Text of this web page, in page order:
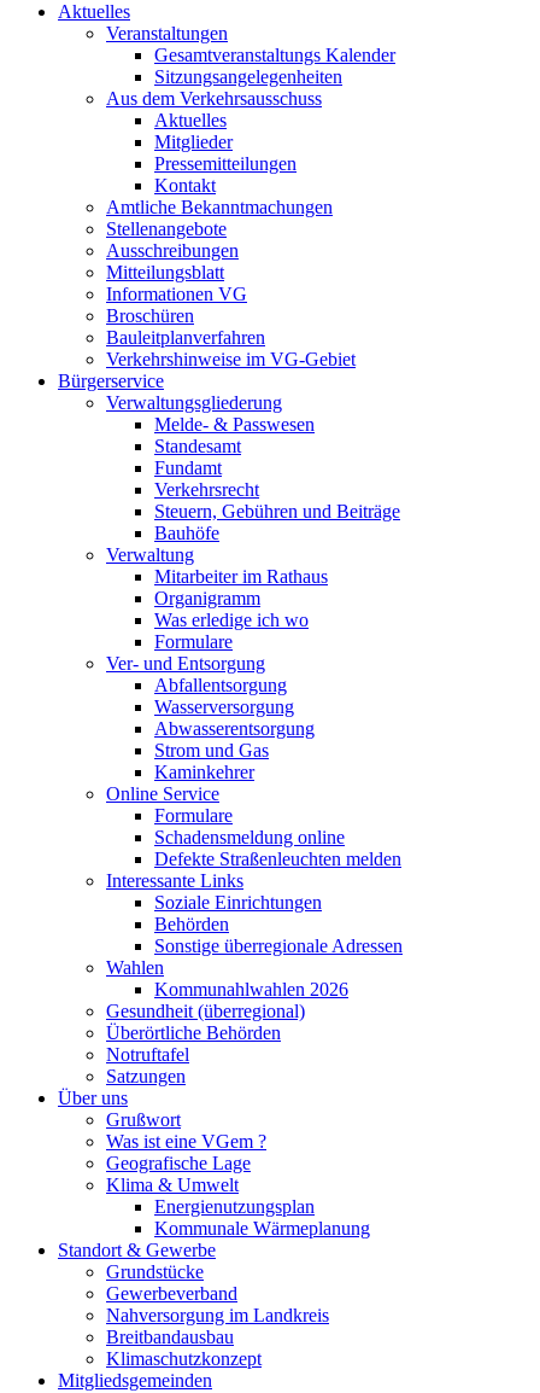
Aktuelles
Veranstaltungen
Gesamtveranstaltungs Kalender
Sitzungsangelegenheiten
Aus dem Verkehrsausschuss
Aktuelles
Mitglieder
Pressemitteilungen
Kontakt
Amtliche Bekanntmachungen
Stellenangebote
Ausschreibungen
Mitteilungsblatt
Informationen VG
Broschüren
Bauleitplanverfahren
Verkehrshinweise im VG-Gebiet
Bürgerservice
Verwaltungsgliederung
Melde- & Passwesen
Standesamt
Fundamt
Verkehrsrecht
Steuern, Gebühren und Beiträge
Bauhöfe
Verwaltung
Mitarbeiter im Rathaus
Organigramm
Was erledige ich wo
Formulare
Ver- und Entsorgung
Abfallentsorgung
Wasserversorgung
Abwasserentsorgung
Strom und Gas
Kaminkehrer
Online Service
Formulare
Schadensmeldung online
Defekte Straßenleuchten melden
Interessante Links
Soziale Einrichtungen
Behörden
Sonstige überregionale Adressen
Wahlen
Kommunahlwahlen 2026
Gesundheit (überregional)
Überörtliche Behörden
Notruftafel
Satzungen
Über uns
Grußwort
Was ist eine VGem ?
Geografische Lage
Klima & Umwelt
Energienutzungsplan
Kommunale Wärmeplanung
Standort & Gewerbe
Grundstücke
Gewerbeverband
Nahversorgung im Landkreis
Breitbandausbau
Klimaschutzkonzept
Mitgliedsgemeinden